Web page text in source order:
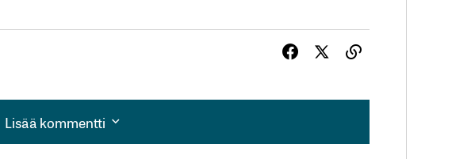
Lisää kommentti
Lisää kommentti